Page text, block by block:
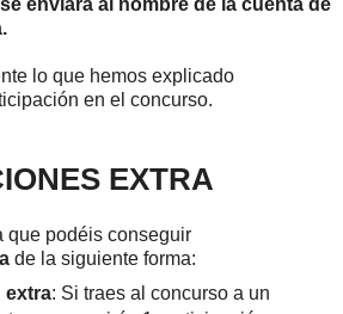
se enviará al nombre de la cuenta de
lo que hemos explicado
en el concurso.
EXTRA
que podéis conseguir
de la siguiente forma:
extra: Si traes al concurso a un